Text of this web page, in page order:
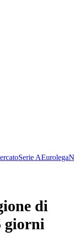
Serie AEurolega
di
giorni